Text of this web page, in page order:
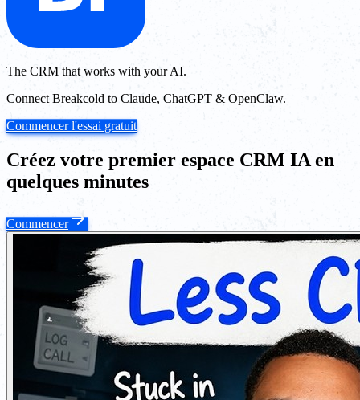
The CRM that works with your AI.
Connect Breakcold to Claude, ChatGPT & OpenClaw.
Commencer l'essai gratuit
Créez votre premier espace CRM IA en
quelques minutes
Commencer